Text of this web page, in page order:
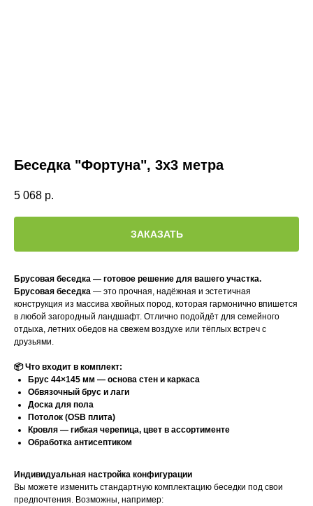
Беседка "Фортуна", 3х3 метра
5 068 р.
ЗАКАЗАТЬ
Брусовая беседка — готовое решение для вашего участка.
Брусовая беседка — это прочная, надёжная и эстетичная
конструкция из массива хвойных пород, которая гармонично впишется
в любой загородный ландшафт. Отлично подойдёт для семейного
отдыха, летних обедов на свежем воздухе или тёплых встреч с
друзьями.
📦 Что входит в комплект:
Брус 44×145 мм — основа стен и каркаса
Обвязочный брус и лаги
Доска для пола
Потолок (OSB плита)
Кровля — гибкая черепица, цвет в ассортименте
Обработка антисептиком
Индивидуальная настройка конфигурации
Вы можете изменить стандартную комплектацию беседки под свои
предпочтения. Возможны, например: